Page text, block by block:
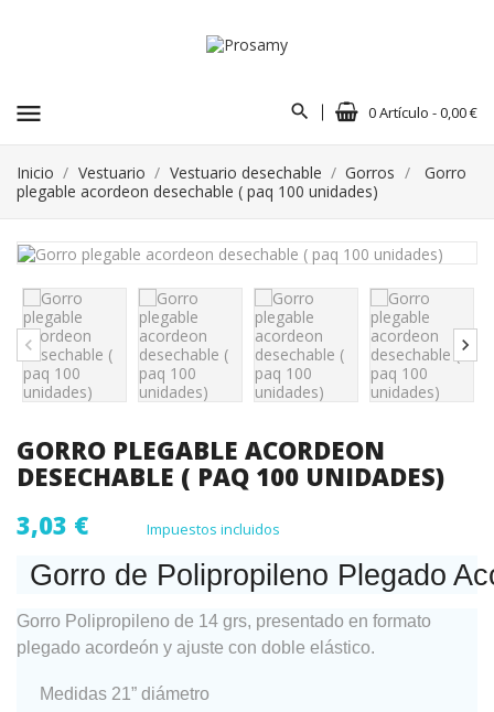
menu 0 Artículo - 0,00 €
Inicio Vestuario Vestuario desechable Gorros
Gorro
plegable acordeon desechable ( paq 100 unidades)
GORRO PLEGABLE ACORDEON
DESECHABLE ( PAQ 100 UNIDADES)
3,03 €
Impuestos incluidos
Gorro de Polipropileno Plegado
Gorro Polipropileno de 14 grs, presentado en formato
plegado acordeón y ajuste con doble elástico.
Medidas 21” diámetro